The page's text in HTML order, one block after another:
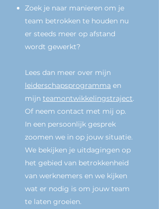
Zoek je naar manieren om je
team betrokken te houden nu
er steeds meer op afstand
wordt gewerkt?
Lees dan meer over mijn
leiderschapsprogramma en
mijn teamontwikkelingstraject.
Of neem contact met mij op.
In een persoonlijk gesprek
zoomen we in op jouw situatie.
We bekijken je uitdagingen op
het gebied van betrokkenheid
van werknemers en we kijken
wat er nodig is om jouw team
te laten groeien.